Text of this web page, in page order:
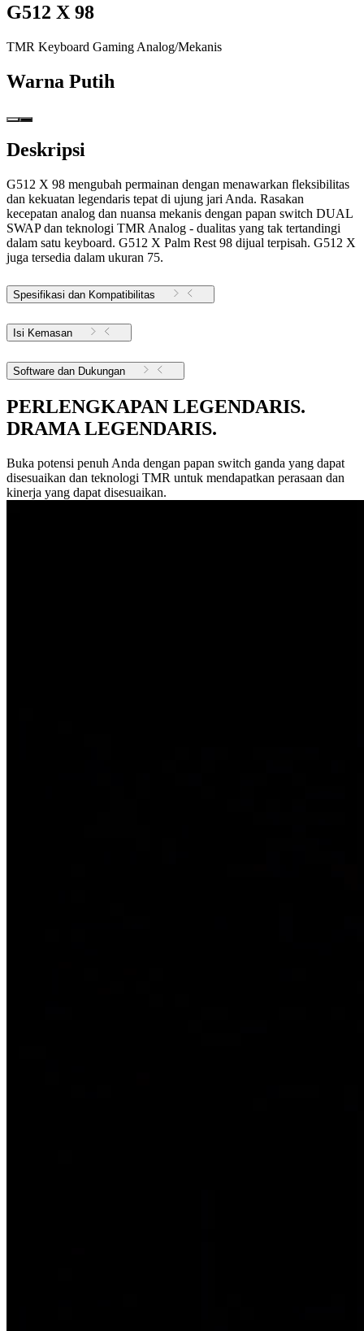
G512 X 98
TMR Keyboard Gaming Analog/Mekanis
Warna Putih
Deskripsi
G512 X 98 mengubah permainan dengan menawarkan fleksibilitas
dan kekuatan legendaris tepat di ujung jari Anda. Rasakan
kecepatan analog dan nuansa mekanis dengan papan switch DUAL
SWAP dan teknologi TMR Analog - dualitas yang tak tertandingi
dalam satu keyboard. G512 X Palm Rest 98 dijual terpisah. G512 X
juga tersedia dalam ukuran 75.
Spesifikasi dan Kompatibilitas
Isi Kemasan
Software dan Dukungan
PERLENGKAPAN LEGENDARIS.
DRAMA LEGENDARIS.
Buka potensi penuh Anda dengan papan switch ganda yang dapat
disesuaikan dan teknologi TMR untuk mendapatkan perasaan dan
kinerja yang dapat disesuaikan.